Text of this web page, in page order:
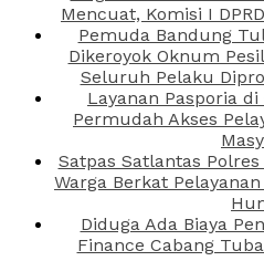
Mencuat, Komisi I
Pemuda Bandung
Dikeroyok Oknum
Seluruh Pelaku
Layanan Pasporia
Permudah Akses
Satpas Satlantas
Warga Berkat
Diduga Ada Biaya
Finance Cabang